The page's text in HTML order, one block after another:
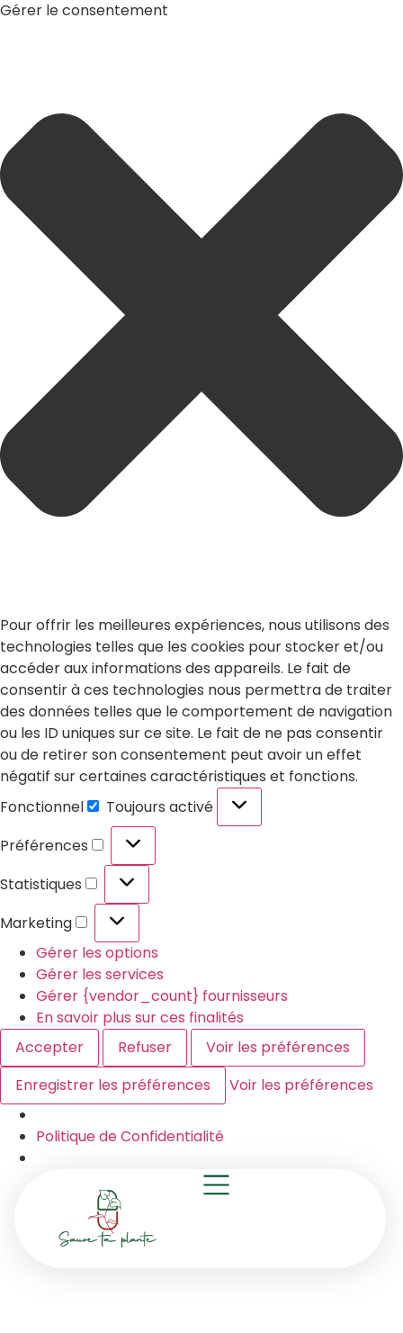
Gérer le consentement
Pour offrir les meilleures expériences, nous utilisons des
technologies telles que les cookies pour stocker et/ou
accéder aux informations des appareils. Le fait de
consentir à ces technologies nous permettra de traiter
des données telles que le comportement de navigation
ou les ID uniques sur ce site. Le fait de ne pas consentir
ou de retirer son consentement peut avoir un effet
négatif sur certaines caractéristiques et fonctions.
Fonctionnel
Toujours activé
Préférences
Statistiques
Marketing
Gérer les options
Gérer les services
Gérer {vendor_count} fournisseurs
En savoir plus sur ces finalités
Accepter
Refuser
Voir les préférences
Enregistrer les préférences
Voir les préférences
Politique de Confidentialité